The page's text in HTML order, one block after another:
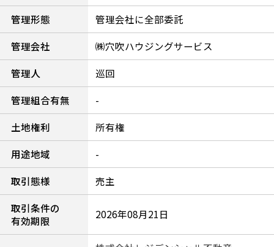
管理形態
管理会社に全部委託
管理会社
㈱穴吹ハウジングサービス
管理人
巡回
管理組合有無
-
土地権利
所有権
用途地域
-
取引態様
売主
取引条件の
有効期限
2026年08月21日